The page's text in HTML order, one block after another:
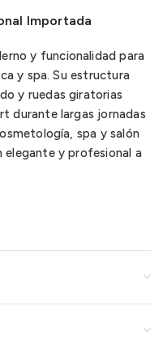
Importada
y funcionalidad para
y spa. Su estructura
y ruedas giratorias
durante largas jornadas
spa y salón
elegante y profesional a